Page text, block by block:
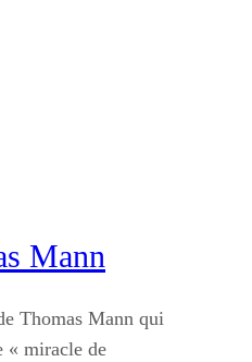
Mann
Thomas Mann qui
« miracle de